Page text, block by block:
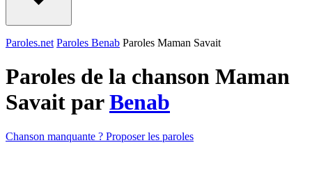
Paroles.net Paroles Benab Paroles Maman Savait
Paroles de la chanson Maman
Savait parBenab
Chanson manquante ? Proposer les paroles